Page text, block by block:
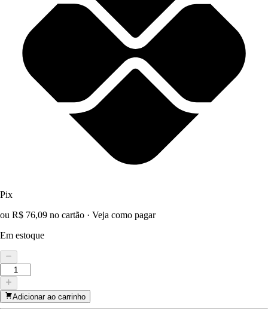
Pix
ou R$ 76,09 no cartão · Veja como pagar
Em estoque
Adicionar ao carrinho